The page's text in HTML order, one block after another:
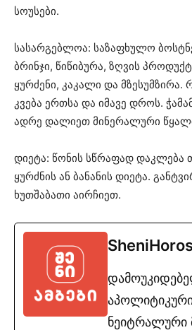
სოუსები.
სასარგებლოა: საზაფხულო
ბრინჯი, წიწიბურა, ზღვის
ყურძენი, კაკალი და მზესუმზირა.
კვება ერთსა და იმავე დროს.
ადრე დალიეთ მინერალური
დიეტა: წონის სწრაფად დაკლება
ყურძნის ან ბანანის დიეტა.
ხუთშაბათი აირჩიეთ.
ნეიტრალური